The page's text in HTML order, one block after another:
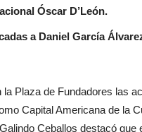
Óscar D’León.
a Daniel García
Plaza de Fundadores las
Capital Americana de la
Ceballos destacó que